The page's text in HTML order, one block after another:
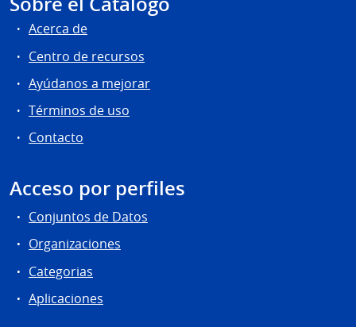
Acerca de
Centro de recursos
Ayúdanos a mejorar
Términos de uso
Contacto
Acceso por perfiles
Conjuntos de Datos
Organizaciones
Categorias
Aplicaciones